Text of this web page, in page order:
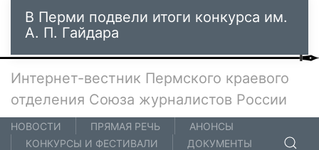
В Перми подвели итоги конкурса им.
А. П. Гайдара
Интернет-вестник Пермского краевого
отделения Союза журналистов России
НОВОСТИ ПРЯМАЯ РЕЧЬ
АНОНСЫ
КОНКУРСЫ И ФЕСТИВАЛИ
ДОКУМЕНТЫ